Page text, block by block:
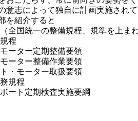
意志によって独自に計画実施され
を紹介すると
全国統一の整備規程、規準を上ま
程
ーター定期整備要領
ーター整備作業要領
・モーター取扱要領
規程
ート定期検査実施要綱